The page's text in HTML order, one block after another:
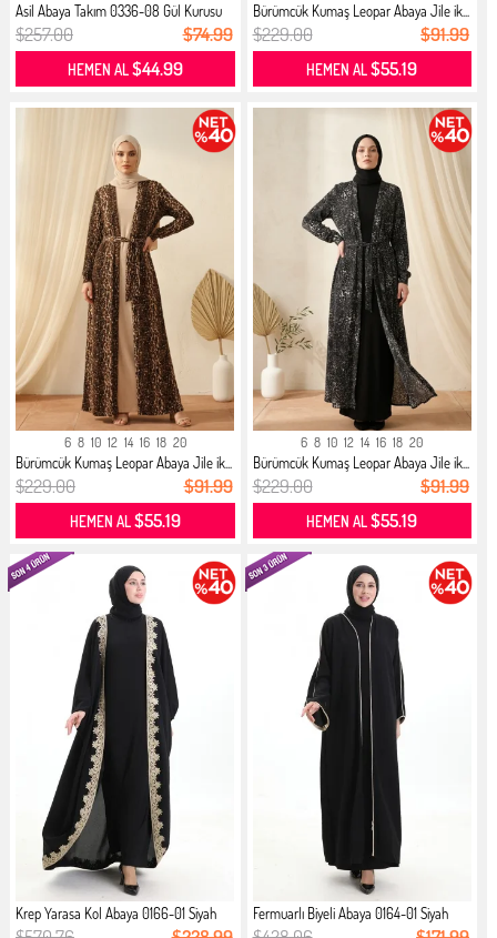
Asil Abaya Takım 0336-08 Gül Kurusu
$257.00 $74.99
HEMEN AL$44.99
Bürümcük Kumaş Leopar Abaya Jile ik...
$229.00 $91.99
HEMEN AL$55.19
6 8 10 12 14 16 18 20
Bürümcük Kumaş Leopar Abaya Jile ik...
$229.00 $91.99
HEMEN AL$55.19
6 8 10 12 14 16 18 20
Bürümcük Kumaş Leopar Abaya Jile ik...
$229.00 $91.99
HEMEN AL$55.19
Krep Yarasa Kol Abaya 0166-01 Siyah Fermuarlı Biyeli Abaya 0164-01 Siyah